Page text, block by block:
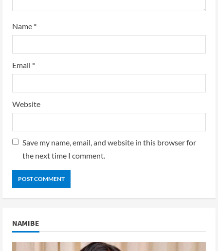
Name *
Email *
Website
Save my name, email, and website in this browser for
the next time I comment.
NAMIBE